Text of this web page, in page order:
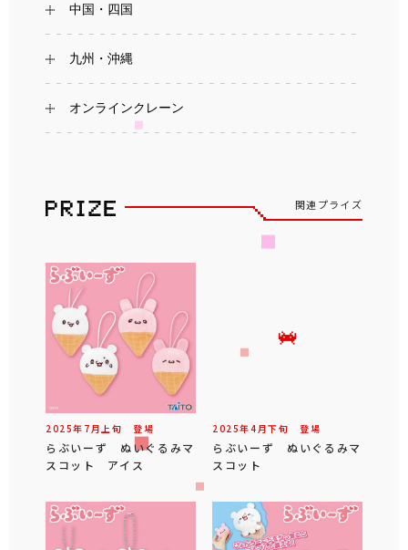
中国・四国
九州・沖縄
オンラインクレーン
関連プライズ
2025年 7 月 上旬 登場
らぶいーず ぬいぐるみマ
スコット アイス
2025年4 月下旬 登場
らぶいーず ぬいぐるみマ
スコット